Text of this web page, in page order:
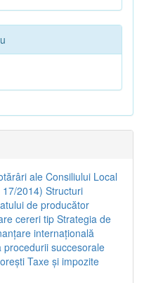
ale Consiliului Local
2014) Structuri
de producător
cereri tipStrategia de
internaţională
procedurii succesorale
Taxe şi impozite